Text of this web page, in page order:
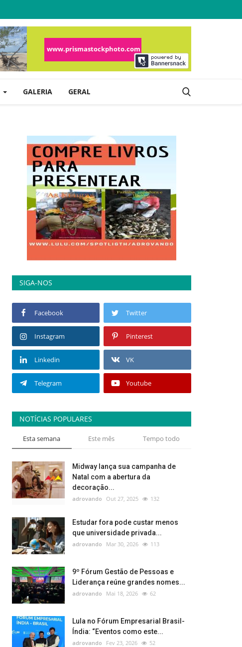
GALERIA GERAL
SIGA-NOS
Facebook Twitter
Instagram Pinterest
Linkedin VK
Telegram Youtube
NOTÍCIAS POPULARES
Esta semana Este mês Tempo todo
Midway lança sua campanha de
Natal com a abertura da
decoração...
adrovando Out 27, 2025 132
Estudar fora pode custar menos
que universidade privada...
adrovando Mar 30, 2026 113
9º Fórum Gestão de Pessoas e
Liderança reúne grandes nomes...
adrovando Mai 18, 2026 62
Lula no Fórum Empresarial Brasil-
Índia: “Eventos como este...
adrovando Fev 23, 2026 52